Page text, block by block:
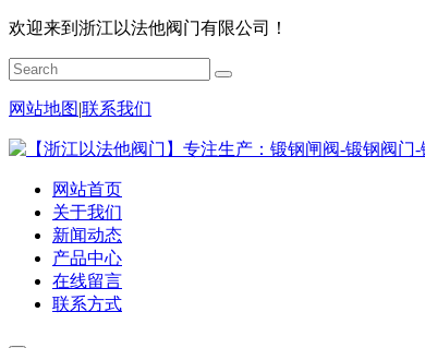
欢迎来到浙江以法他阀门有限公司！
网站地图|联系我们
网站首页
关于我们
新闻动态
产品中心
在线留言
联系方式